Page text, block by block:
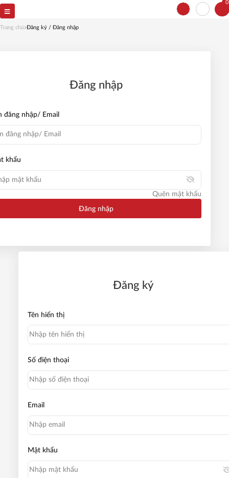
0
Trang chủ Đăng ký / Đăng nhập
Đăng nhập
đăng nhập/ Email
khẩu
Quên mật khẩu
Đăng nhập
Đăng ký
Tên hiển thị
Số điện thoại
Email
Mật khẩu
khẩu